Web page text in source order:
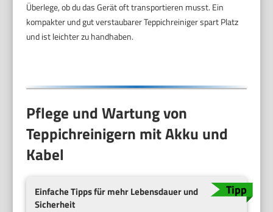
Überlege, ob du das Gerät oft transportieren musst. Ein
kompakter und gut verstaubarer Teppichreiniger spart Platz
und ist leichter zu handhaben.
Pflege und Wartung von
Teppichreinigern mit Akku und
Kabel
Einfache Tipps für mehr Lebensdauer und
Sicherheit